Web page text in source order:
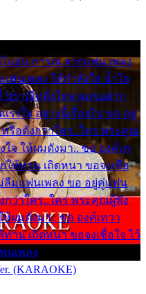
ออุ่น การุณ จากแฟน เพลง
ฟนเพลง ให้กำลังใจ น้ำใจ
ปราณีหลั่งไหล ผมขอฝาก
รงใจ อย่างนี้เรื่อยไป ขอ อยู่
หรือดังกว่าใคร..ใคร พระคุณ
จ ให้ผมดังมา.. ขอ องค์เท
ห้ท่าน เถิดหนา ขอจงเชื่อ
ลืมแฟนเพลง ขอ อยู่คู่แฟน
กว่าใคร..ใคร พระคุณผู้ฟัง
ผมดังมา.. ขอ องค์เทวา
น เถิดหนา ขอจงเชื่อใจ ไว้
นเพลง
(KARAOKE)